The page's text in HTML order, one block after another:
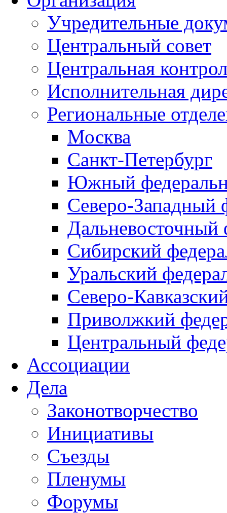
Учредительные
Центральный совет
Центральная
Исполнительная
Региональные
Москва
Санкт-Петербург
Южный
Северо-Западный
Дальневосточный
Сибирский
Уральский
Северо-
Приволжкий
Центральный
Ассоциации
Дела
Законотворчество
Инициативы
Съезды
Пленумы
Форумы